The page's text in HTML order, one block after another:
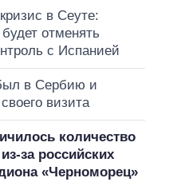
в Сеуте:
отменять
с Испанией
в Сербию и
визита
количество
за российских
«Черноморец»